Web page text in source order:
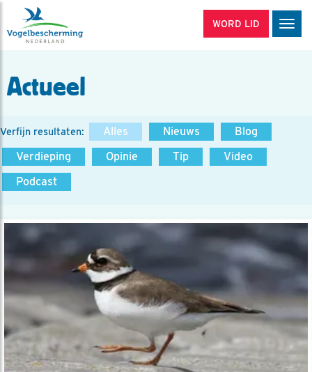
WORD LID
Actueel
Verfijn resultaten: Alles Nieuws
Blog
Verdieping
Opinie Tip
Video
Podcast